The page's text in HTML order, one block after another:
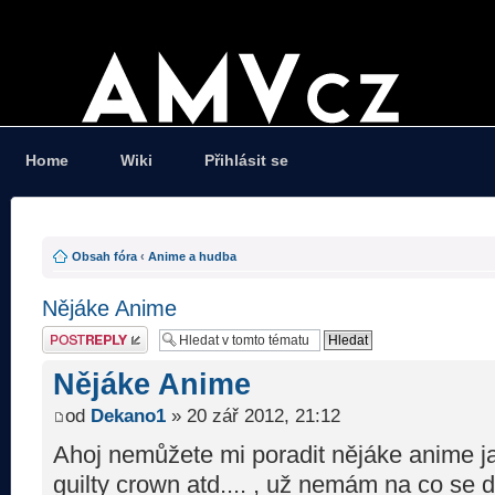
Home Wiki Přihlásit se
Obsah fóra ‹ Anime a hudba
Nějáke Anime
Odeslat odpověď
Nějáke Anime
od Dekano1 » 20 zář 2012, 21:12
Ahoj nemůžete mi poradit nějáke anime
guilty crown atd.... , už nemám na co se